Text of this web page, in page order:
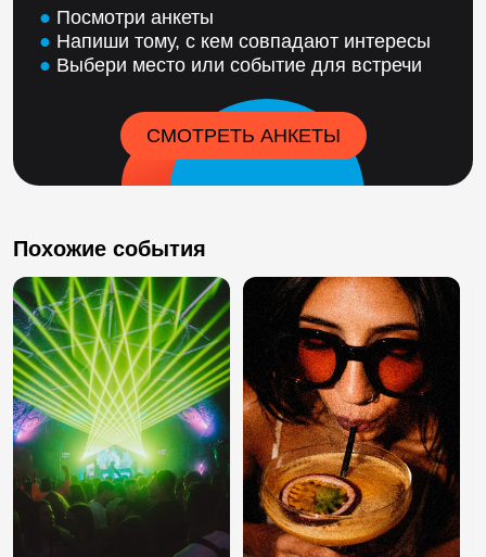
● Посмотри анкеты
● Напиши тому, с кем совпадают интересы
● Выбери место или событие для встречи
СМОТРЕТЬ АНКЕТЫ
Похожие события